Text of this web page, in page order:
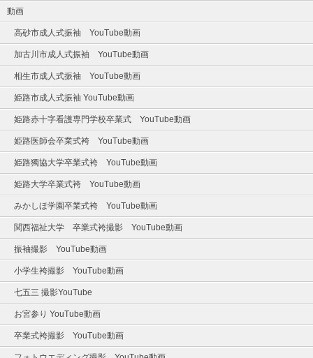
動画
高砂市成人式振袖 YouTube動画
加古川市成人式振袖 YouTube動画
相生市成人式振袖 YouTube動画
姫路市成人式振袖 YouTube動画
姫路赤十字看護専門学校卒業式 YouTube動画
姫路医師会卒業式袴 YouTube動画
姫路獨協大学卒業式袴 YouTube動画
姫路大学卒業式袴 YouTube動画
みかしほ学園卒業式袴 YouTube動画
関西福祉大学 卒業式袴撮影 YouTube動画
振袖撮影 YouTube動画
小学生袴撮影 YouTube動画
七五三 撮影YouTube
お宮参り YouTube動画
卒業式袴撮影 YouTube動画